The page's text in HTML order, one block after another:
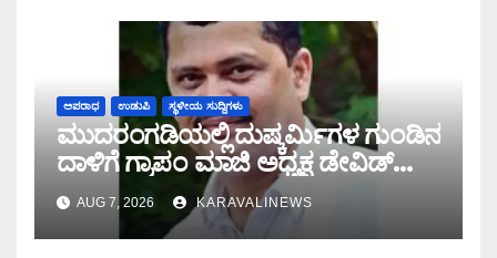
ಅಪರಾಧ ಉಡುಪಿ ಸ್ಥಳೀಯ ಸುದ್ದಿಗಳು
ಮುದರಂಗಡಿಯಲ್ಲಿ ದುಷ್ಕರ್ಮಿಗಳ ಗುಂಡಿನ
ದಾಳಿಗೆ ಗ್ರಾಪಂ ಮಾಜಿ ಅಧ್ಯಕ್ಷ ಡೇವಿಡ್
ಡಿಸೋಜ ಬಲಿ
AUG 7, 2026 KARAVALINEWS